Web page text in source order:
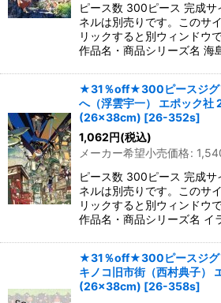
ピース数 300ピース 完成
ネルは別売りです。このサ
リックすると別ウィンドウ
作品名・商品シリーズ名 海
★31％off★300ピースジグ
へ（浮雲宇一） エポック
(26×38cm) [26-352s]
1,062円(税込)
メーカー希望小売価格:
ピース数 300ピース 完成
ネルは別売りです。このサ
リックすると別ウィンドウ
作品名・商品シリーズ名
★31％off★300ピースジグ
キノコ旧市街（西村典子）
(26×38cm) [26-358s]